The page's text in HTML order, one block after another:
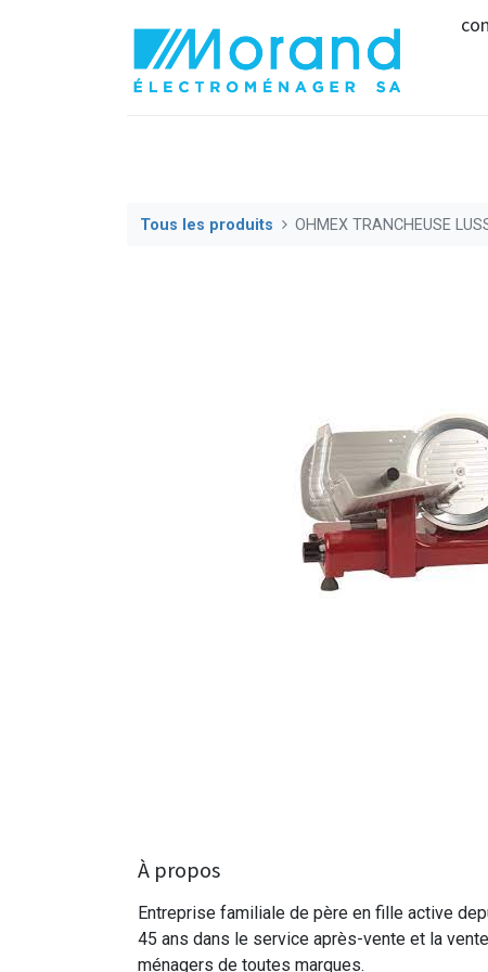
Tous les produits OHMEX TRANCHEUSE
À propos
Entreprise familiale de père en fille active
45 ans dans le service après-vente et la
ménagers de toutes marques.